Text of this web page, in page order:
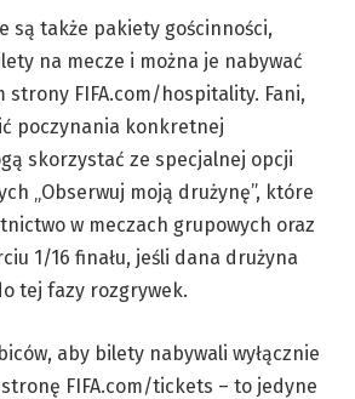
są także pakiety gościnności,
na mecze i można je nabywać
strony FIFA.com/hospitality. Fani,
poczynania konkretnej
skorzystać ze specjalnej opcji
„Obserwuj moją drużynę”, które
w meczach grupowych oraz
1/16 finału, jeśli dana drużyna
tej fazy rozgrywek.
aby bilety nabywali wyłącznie
FIFA.com/tickets – to jedyne